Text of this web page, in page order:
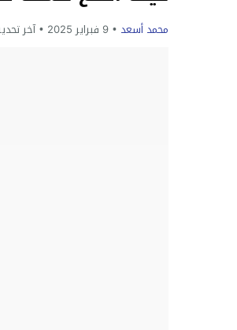
محمد أسعد 9 فبراير 2025 آخر